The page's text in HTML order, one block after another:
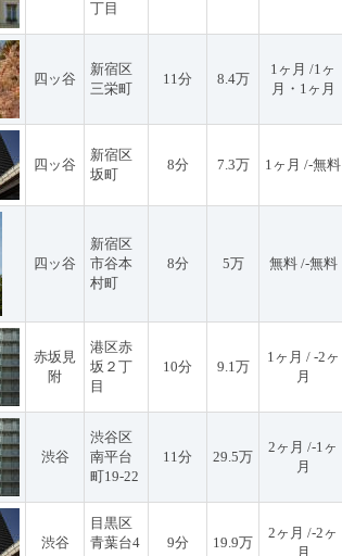
丁目
四ッ谷
新宿区
三栄町
11分 8.4万
1ヶ月 /1ヶ
月・1ヶ月
四ッ谷
新宿区
坂町
8分 7.3万 1ヶ月 /-無料
四ッ谷
新宿区
市谷本
村町
8分 5万 無料 /-無料
赤坂見
附
港区赤
坂２丁
目
10分 9.1万
1ヶ月 / -2ヶ
月
渋谷
渋谷区
南平台
町19-22
11分 29.5万
2ヶ月 /-1ヶ
月
渋谷
目黒区
青葉台4
9分 19.9万
2ヶ月 /-2ヶ
月